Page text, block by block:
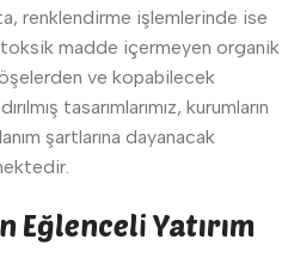
renklendirme işlemlerinde ise
toksik madde içermeyen organik
ve kopabilecek
tasarımlarımız, kurumların
şartlarına dayanacak
Eğlenceli Yatırım